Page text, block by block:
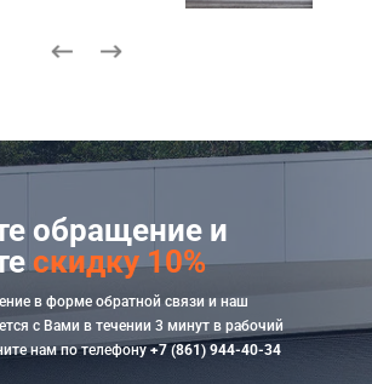
обращение и
скидку 10%
в форме обратной связи и наш
с Вами в течении 3 минут в рабочий
нам по телефону+7 (861) 944-40-34